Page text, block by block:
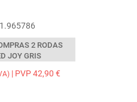
da
(sous
O plano é este: garantir que a
queremos trabalhar com baixas
para cozinhar preparações em
vide).
2 RODAS
JOY GRIS
| PVP 42,90 €